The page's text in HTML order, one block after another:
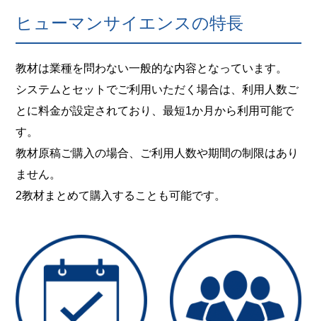
ヒューマンサイエンスの特長
教材は業種を問わない一般的な内容となっています。
システムとセットでご利用いただく場合は、利用人数ご
とに料金が設定されており、最短1か月から利用可能で
す。
教材原稿ご購入の場合、ご利用人数や期間の制限はあり
ません。
2教材まとめて購入することも可能です。